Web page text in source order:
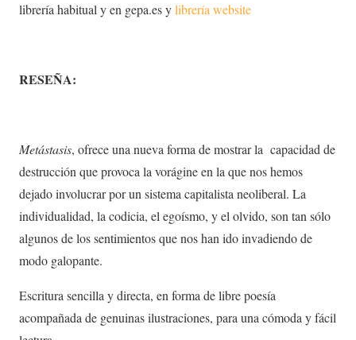
librería habitual y en gepa.es ylibrería website
RESEÑA:
Metástasis, ofrece una nueva forma de mostrar la capacidad de
destrucción que provoca la vorágine en la que nos hemos
dejado involucrar por un sistema capitalista neoliberal. La
individualidad, la codicia, el egoísmo, y el olvido, son tan sólo
algunos de los sentimientos que nos han ido invadiendo de
modo galopante.
Escritura sencilla y directa, en forma de libre poesía
acompañada de genuinas ilustraciones, para una cómoda y fácil